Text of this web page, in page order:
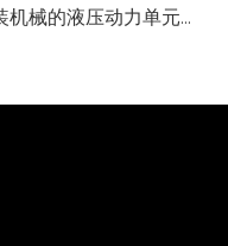
包装机械的液压动力单元 - 每一个循环中的精确与可靠